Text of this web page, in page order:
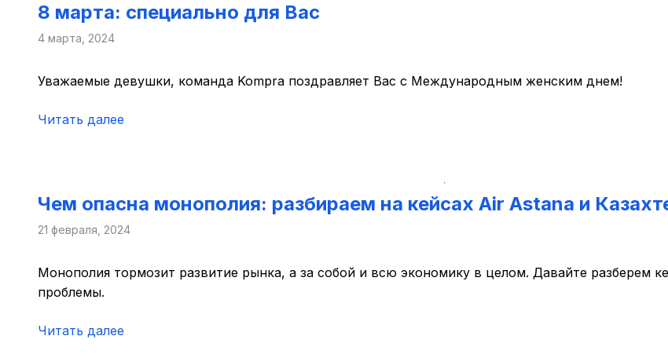
8 марта: специально для Вас
4 марта, 2024
Уважаемые девушки, команда Kompra поздравляет Вас с Международным женским днем!
Читать далее
Чем опасна монополия: разбираем на кейсах Air Astana и
21 февраля, 2024
Монополия тормозит развитие рынка, а за собой и всю экономику в целом. Давайте разберем
проблемы.
Читать далее